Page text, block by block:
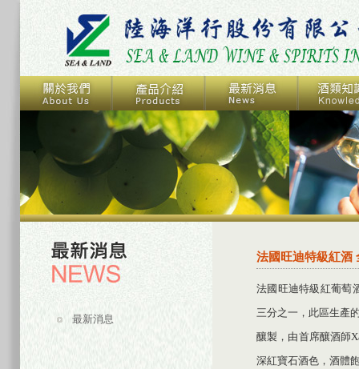
最新消息
法國旺迪特級紅酒
法國旺迪特級紅葡萄
三分之一，此區生產
釀製，由首席釀酒師
深紅寶石酒色，酒體